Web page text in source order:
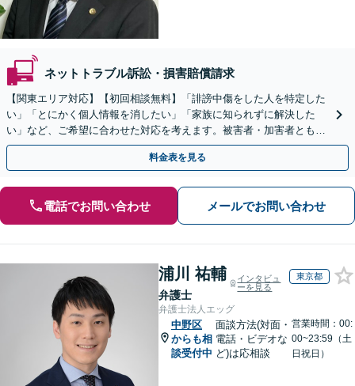
ネットトラブル訴訟・損害賠償請求
【関東エリア対応】【初回相談無料】「誹謗中傷をした人を特定した
い」「とにかく個人情報を消したい」「家族に知られずに解決した
い」など、ご希望に合わせた対応を考えます。被害者・加害者ともに
対応可。企業のネットトラブルもお任せ【土日祝対応可】
料金表を見る
電話でお問い合わせ メールでお問い合わせ
浦川 祐輔
弁護士
インタビュ
ーを見る
東京都
弁護士法人エッグ
中野区
からも相
談受付中
面談方法(対面・
電話・ビデオな
ど)は応相談
営業時間：00:
00~23:59（土
日祝日）